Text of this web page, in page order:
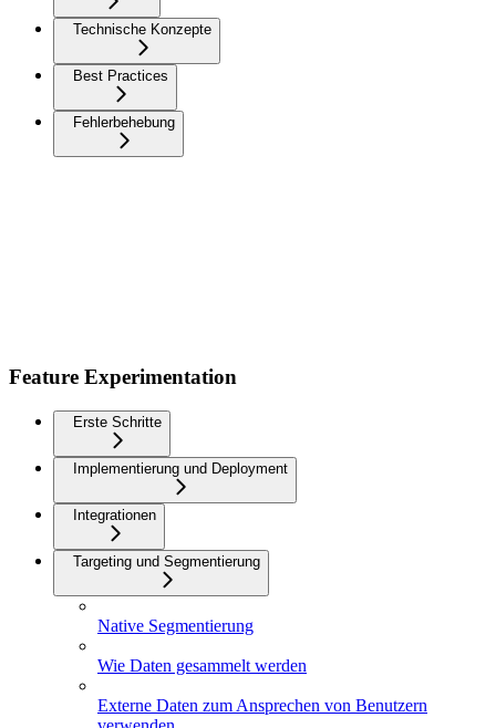
Technische Konzepte
Best Practices
Fehlerbehebung
Feature Experimentation
Erste Schritte
Implementierung und Deployment
Integrationen
Targeting und Segmentierung
Native Segmentierung
Wie Daten gesammelt werden
Externe Daten zum Ansprechen von Benutzern